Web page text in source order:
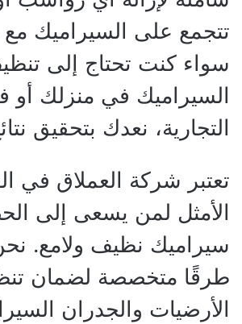
تتجمع على السيراميك
سواء كنت تحتاج إلى
السيراميك في منزلك أو
التجارية، نعدك بتحقيق
تعتبر شركة العملاق في
الأمثل لمن يسعى إلى
سيراميك نظيف ولامع.
طرقًا متخصصة لضمان
الأرضيات والجدران